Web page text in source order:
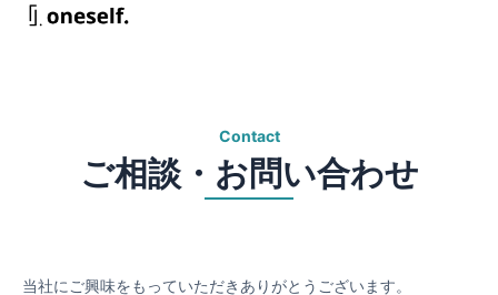
Contact
ご相談・​お問い​合わせ
当社にご興味をもっていただきありがとうございます。